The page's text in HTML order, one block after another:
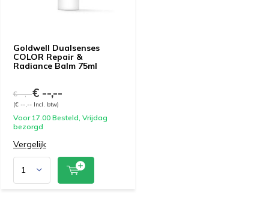
Goldwell Dualsenses
COLOR Repair &
Radiance Balm 75ml
€ --,--€ --,--
(€ --,-- Incl. btw)
Voor 17.00 Besteld, Vrijdag
bezorgd
Vergelijk